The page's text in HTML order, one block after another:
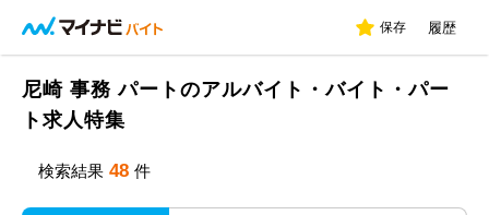
保存 履歴
尼崎 事務 パートのアルバイト・バイト・パー
ト求人特集
検索結果 48 件